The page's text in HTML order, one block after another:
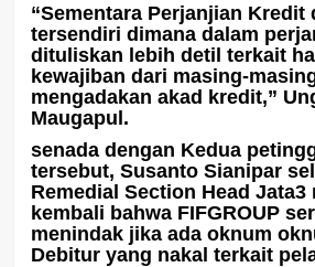
“Sementara Perjanjian Kredit
tersendiri dimana dalam
dituliskan lebih detil terkait
kewajiban dari masing-
mengadakan akad kredit,”
Maugapul.
senada dengan Kedua
tersebut, Susanto Sianipar
Remedial Section Head Jata3
kembali bahwa FIFGROUP
menindak jika ada oknum
Debitur yang nakal terkait